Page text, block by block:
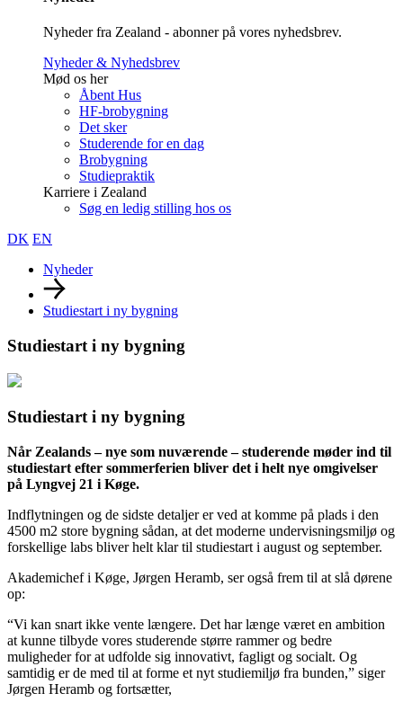
Nyheder fra Zealand - abonner på vores nyhedsbrev.
Nyheder & Nyhedsbrev
Mød os her
Åbent Hus
HF-brobygning
Det sker
Studerende for en dag
Brobygning
Studiepraktik
Karriere i Zealand
Søg en ledig stilling hos os
DK EN
Nyheder
Studiestart i ny bygning
Studiestart i ny bygning
Studiestart i ny bygning
Når Zealands – nye som nuværende – studerende møder ind til
studiestart efter sommerferien bliver det i helt nye omgivelser
på Lyngvej 21 i Køge.
Indflytningen og de sidste detaljer er ved at komme på plads i den
4500 m2 store bygning sådan, at det moderne undervisningsmiljø og
forskellige labs bliver helt klar til studiestart i august og september.
Akademichef i Køge, Jørgen Heramb, ser også frem til at slå dørene
op:
“Vi kan snart ikke vente længere. Det har længe været en ambition
at kunne tilbyde vores studerende større rammer og bedre
muligheder for at udfolde sig innovativt, fagligt og socialt. Og
samtidig er de med til at forme et nyt studiemiljø fra bunden,” siger
Jørgen Heramb og fortsætter,